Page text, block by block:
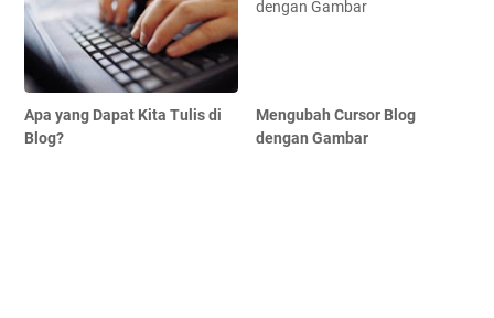
Apa yang Dapat Kita Tulis di
Blog?
Mengubah Cursor Blog
dengan Gambar